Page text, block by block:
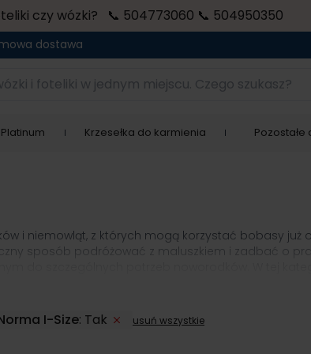
czy wózki? 📞 504773060 📞 504950350
dostawa
i foteliki w jednym miejscu. Czego szukasz?
Krzesełka do karmienia Pozostałe
i niemowląt, z których mogą korzystać bobasy już
sposób podróżować z maluszkiem i zadbać o
mógł używać jednego produktu nawet
dedykowanym adapterom z łatwością wepniesz
kg obejmują produkty, które możesz montować na
Możesz kupić fotelik samochodowy od 0 do
I-Size: Tak usuń wszystkie